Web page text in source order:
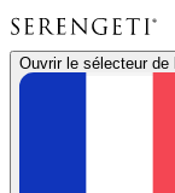
Ouvrir le sélecteur de